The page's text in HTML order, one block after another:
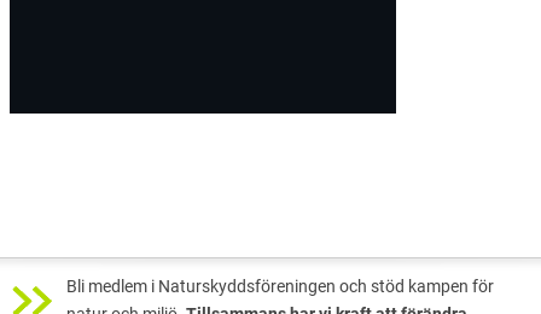
Bli medlem i Naturskyddsföreningen och stöd kampen för